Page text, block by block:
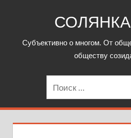
Субъективно о многом. От
обществу